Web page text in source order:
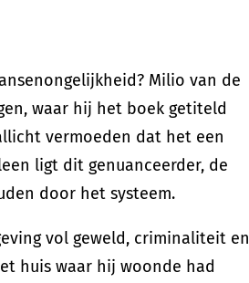
Milio van de
waar hij het boek getiteld
vermoeden dat het een
ligt dit genuanceerder, de
door het systeem.
vol geweld, criminaliteit en
huis waar hij woonde had